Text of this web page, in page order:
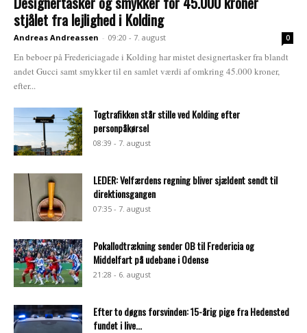
stjålet fra lejlighed i Kolding
Andreas Andreassen - 09:20 - 7. august 0
En beboer på Fredericiagade i Kolding har mistet designertasker fra blandt
andet Gucci samt smykker til en samlet værdi af omkring 45.000 kroner,
efter...
Togtrafikken står stille ved Kolding efter
personpåkørsel
08:39 - 7. august
LEDER: Velfærdens regning bliver sjældent sendt til
direktionsgangen
07:35 - 7. august
Pokallodtrækning sender OB til Fredericia og
Middelfart på udebane i Odense
21:28 - 6. august
Efter to døgns forsvinden: 15-årig pige fra Hedensted
fundet i live...